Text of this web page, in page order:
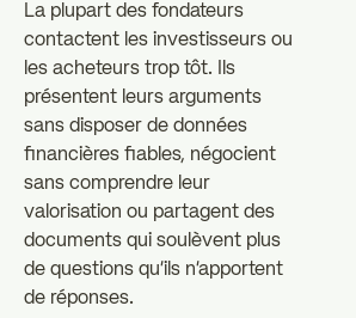
La plupart des fondateurs
contactent les investisseurs ou
les acheteurs trop tôt. Ils
présentent leurs arguments
sans disposer de données
financières fiables, négocient
sans comprendre leur
valorisation ou partagent des
documents qui soulèvent plus
de questions qu'ils n'apportent
de réponses.